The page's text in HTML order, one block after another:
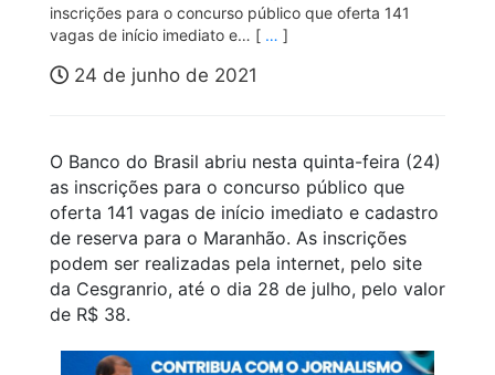
inscrições para o concurso público que oferta 141
vagas de início imediato e… [ … ]
24 de junho de 2021
O Banco do Brasil abriu nesta quinta-feira (24)
as inscrições para o concurso público que
oferta 141 vagas de início imediato e cadastro
de reserva para o Maranhão. As inscrições
podem ser realizadas pela internet, pelo site
da Cesgranrio, até o dia 28 de julho, pelo valor
de R$ 38.